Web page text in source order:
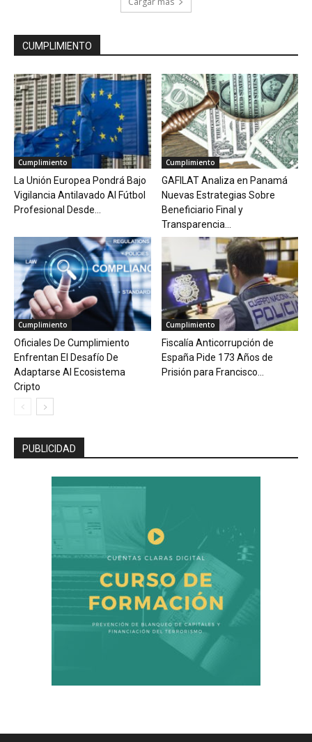
CUMPLIMIENTO
Cumplimiento
La Unión Europea Pondrá Bajo
Vigilancia Antilavado Al Fútbol
Profesional Desde...
Cumplimiento
GAFILAT Analiza en Panamá
Nuevas Estrategias Sobre
Beneficiario Final y
Transparencia...
Cumplimiento
Oficiales De Cumplimiento
Enfrentan El Desafío De
Adaptarse Al Ecosistema
Cripto
Cumplimiento
Fiscalía Anticorrupción de
España Pide 173 Años de
Prisión para Francisco...
PUBLICIDAD